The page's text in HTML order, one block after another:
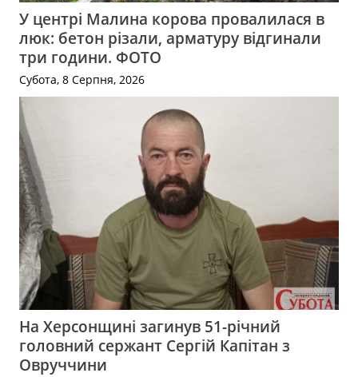
У центрі Малина корова провалилася в
люк: бетон різали, арматуру відгинали
три години. ФОТО
Субота, 8 Серпня, 2026
На Херсонщині загинув 51-річний
головний сержант Сергій Капітан з
Овруччини